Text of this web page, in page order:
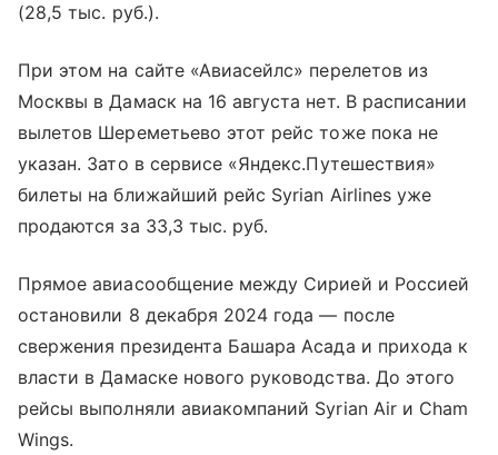
(28,5 тыс. руб.).
При этом на сайте «Авиасейлс» перелетов из
Москвы в Дамаск на 16 августа нет. В расписании
вылетов Шереметьево этот рейс тоже пока не
указан. Зато в сервисе «Яндекс.Путешествия»
билеты на ближайший рейс Syrian Airlines уже
продаются за 33,3 тыс. руб.
Прямое авиасообщение между Сирией и Россией
остановили 8 декабря 2024 года — после
свержения президента Башара Асада и прихода к
власти в Дамаске нового руководства. До этого
рейсы выполняли авиакомпаний Syrian Air и Cham
Wings.